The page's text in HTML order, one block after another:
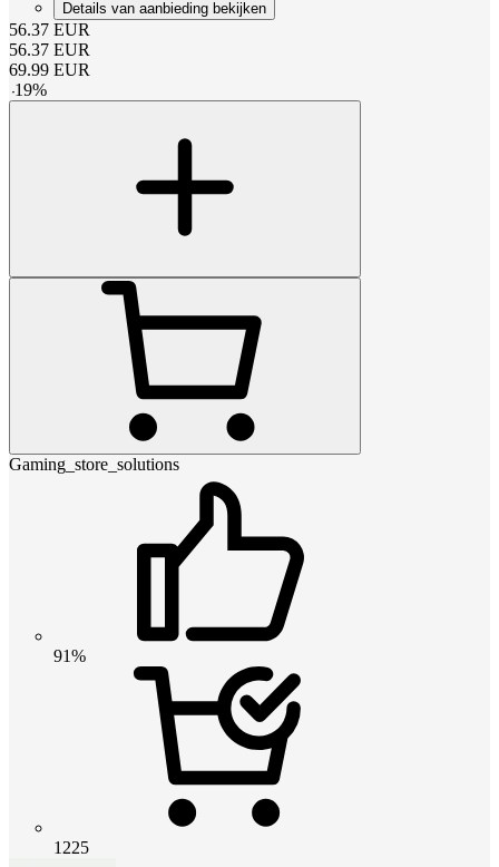
Details van aanbieding bekijken
56.37 EUR
56.37 EUR
69.99 EUR
-19%
Gaming_store_solutions
91%
1225